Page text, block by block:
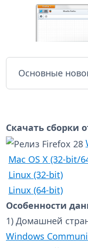
Основные
Скачать сборки
Mac OS X (32-bit/
Linux (32-bit)
Linux (64-bit)
Особенности
1) Домашней
Windows